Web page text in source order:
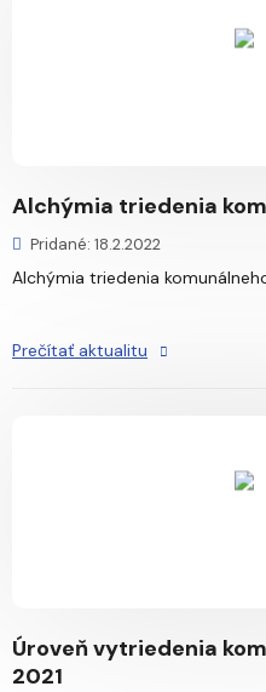
Alchýmia triedenia
Pridané: 18.2.2022
Alchýmia triedenia
Prečítať aktualitu
Úroveň vytriedenia
2021